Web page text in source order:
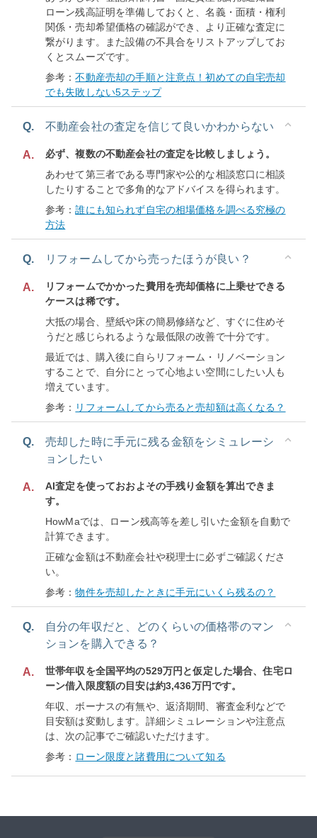
ローン残高証明を準備しておくと、名義・面積・権利
関係・売却希望価格の確認ができ、より正確な査定に
繋がります。また設備の不具合をリストアップしてお
くとスムーズです。
参考：不動産売却の手順と注意点！初めての自宅売却
でも失敗しない5ステップ
Q. 不動産会社の査定を信じて良いかわからない
A.
必ず、複数の不動産会社の査定を比較しましょう。
あわせて第三者である専門家や公的な相談窓口に相談
したりすることで多角的なアドバイスを得られます。
参考：誰にも知られず自宅の相場価格を調べる究極の
方法
Q. リフォームしてから売ったほうが良い？
A.
リフォームでかかった費用を売却価格に上乗せできる
ケースは稀です。
大抵の場合、壁紙や床の簡易修繕など、すぐに住めそ
うだと感じられるような最低限の改善で十分です。
最近では、購入後に自らリフォーム・リノベーション
することで、自分にとって心地よい空間にしたい人も
増えています。
参考： リフォームしてから売ると売却額は高くなる？
Q.
売却した時に手元に残る金額をシミュレーシ
ョンしたい
A.
AI査定を使っておおよその手残り金額を算出できま
す。
HowMaでは、ローン残高等を差し引いた金額を自動で
計算できます。
正確な金額は不動産会社や税理士に必ずご確認くださ
い。
参考：物件を売却したときに手元にいくら残るの？
Q.
自分の年収だと、どのくらいの価格帯のマン
ションを購入できる？
A.
世帯年収を全国平均の529万円と仮定した場合、住宅ロ
ーン借入限度額の目安は約3,436万円です。
年収、ボーナスの有無や、返済期間、審査金利などで
目安額は変動します。詳細シミュレーションや注意点
は、次の記事でご確認いただけます。
参考： ローン限度と諸費用について知る